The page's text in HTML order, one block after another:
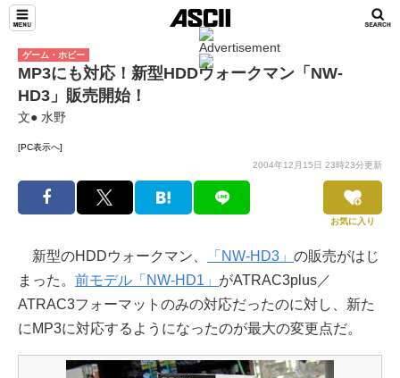
ゲーム・ホビー
MP3にも対応！新型HDDウォークマン「NW-
HD3」販売開始！
文● 水野
[PC表示へ]
2004年12月15日 23時23分更新
お気に入り
新型のHDDウォークマン、 「NW-HD3」 の販売がはじ
まった。 前モデル「NW-HD1」 がATRAC3plus／
ATRAC3フォーマットのみの対応だったのに対し、新た
にMP3に対応するようになったのが最大の変更点だ。